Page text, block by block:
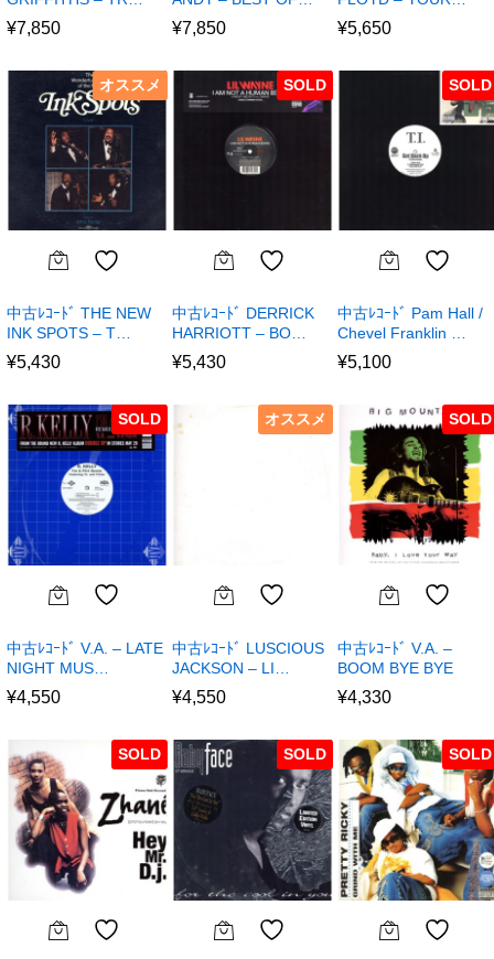
¥7,850 ¥7,850 ¥5,650
オススメ
中古ﾚｺｰﾄﾞ THE NEW
INK SPOTS – T…
¥5,430
SOLD
中古ﾚｺｰﾄﾞ DERRICK
HARRIOTT – BO…
¥5,430
SOLD
中古ﾚｺｰﾄﾞ Pam Hall /
Chevel Franklin …
¥5,100
SOLD
中古ﾚｺｰﾄﾞ V.A. – LATE
NIGHT MUS…
¥4,550
オススメ
中古ﾚｺｰﾄﾞ LUSCIOUS
JACKSON – LI…
¥4,550
SOLD
中古ﾚｺｰﾄﾞ V.A. –
BOOM BYE BYE
¥4,330
SOLD SOLD SOLD